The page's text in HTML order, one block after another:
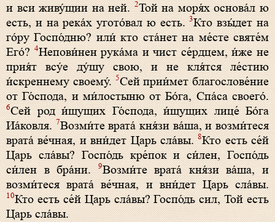
и вси живу́щии на ней.2Той на моря́х основа́л ю
есть, и на река́х угото́вал ю есть.3Кто взы́дет на
го́ру Госпо́дню? или́ кто ста́нет на ме́сте святе́м
Его́?4Непови́нен рука́ма и чист се́рдцем, и́же не
прия́т всу́е ду́шу свою, и не кля́тся ле́стию
и́скреннему своему́.5Сей прии́мет благослове́ние
от Го́спода, и ми́лостыню от Бо́га, Спа́са своего́.
6Сей род и́щущих Го́спода, и́щущих лице́ Бо́га
Иа́ковля. 7Возми́те врата́ кня́зи ва́ша, и возми́теся
врата́ ве́чная, и вни́дет Царь сла́вы.8Кто есть се́й
Царь сла́вы? Госпо́дь кре́пок и си́лен, Госпо́дь
си́лен в бра́ни.9Возми́те врата́ кня́зи ва́ша, и
возми́теся врата́ ве́чная, и вни́дет Царь сла́вы.
10Кто есть се́й Царь сла́вы? Госпо́дь сил, Той есть
Царь сла́вы.